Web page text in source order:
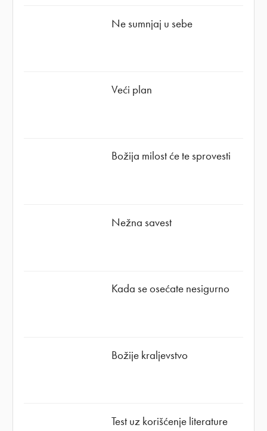
Ne sumnjaj u sebe
Veći plan
Božija milost će te sprovesti
Nežna savest
Kada se osećate nesigurno
Božije kraljevstvo
Test uz korišćenje literature